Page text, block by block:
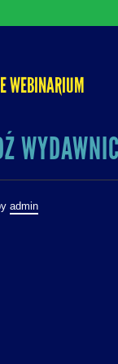
WEBINARIUM
admin